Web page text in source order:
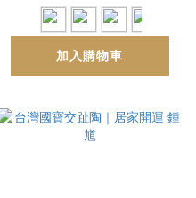
加入購物車